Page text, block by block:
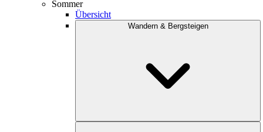
Sommer
Übersicht
Wandern & Bergsteigen